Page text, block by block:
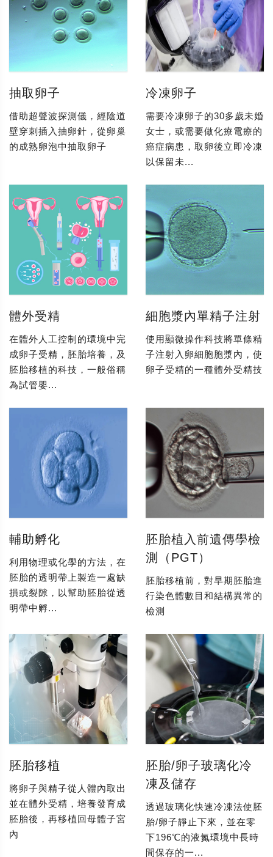
抽取卵子
借助超聲波探測儀，經陰道
壁穿刺插入抽卵針，從卵巢
的成熟卵泡中抽取卵子
冷凍卵子
需要冷凍卵子的30多歲未婚
女士，或需要做化療電療的
癌症病患，取卵後立即冷凍
以保留未...
體外受精
在體外人工控制的環境中完
成卵子受精，胚胎培養，及
胚胎移植的科技，一般俗稱
為試管嬰...
細胞漿內單精子注射
使用顯微操作科技將單條精
子注射入卵細胞胞漿內，使
卵子受精的一種體外受精技
輔助孵化
利用物理或化學的方法，在
胚胎的透明帶上製造一處缺
損或裂隙，以幫助胚胎從透
明帶中孵...
胚胎植入前遺傳學檢
測（PGT）
胚胎移植前，對早期胚胎進
行染色體數目和結構異常的
檢測
胚胎移植
將卵子與精子從人體內取出
並在體外受精，培養發育成
胚胎後，再移植回母體子宮
內
胚胎/卵子玻璃化冷
凍及儲存
透過玻璃化快速冷凍法使胚
胎/卵子靜止下來，並在零
下196℃的液氮環境中長時
間保存的一...